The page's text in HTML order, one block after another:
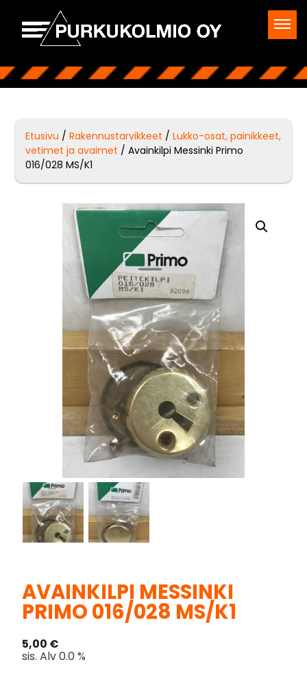
Etusivu /Rakennustarvikkeet /Lukko-osat, painikkeet,
vetimet ja avaimet / Avainkilpi Messinki Primo
016/028 MS/K1
AVAINKILPI MESSINKI
PRIMO 016/028 MS/K1
5,00 €
sis. Alv 0.0 %